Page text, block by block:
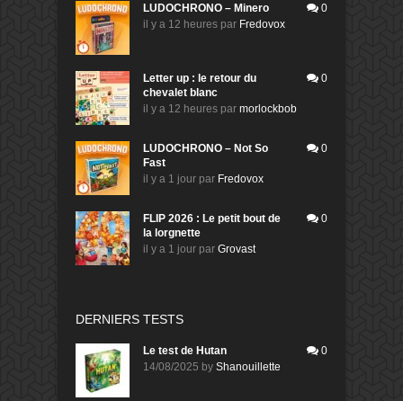
LUDOCHRONO – Minero
il y a 12 heures par Fredovox
0
Letter up : le retour du
chevalet blanc
il y a 12 heures par morlockbob
0
LUDOCHRONO – Not So
Fast
il y a 1 jour par Fredovox
0
FLIP 2026 : Le petit bout de
la lorgnette
il y a 1 jour par Grovast
0
DERNIERS TESTS
Le test de Hutan
14/08/2025 by Shanouillette
0